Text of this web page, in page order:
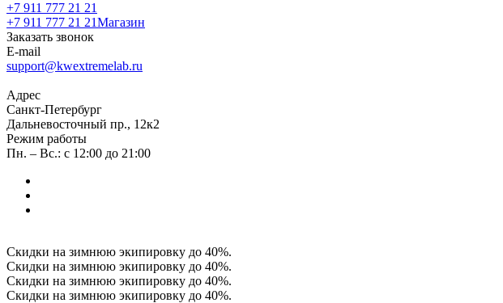
+7 911 777 21 21
+7 911 777 21 21Магазин
Заказать звонок
E-mail
support@kwextremelab.ru
Адрес
Санкт-Петербург
Дальневосточный пр., 12к2
Режим работы
Пн. – Вс.: с 12:00 до 21:00
Скидки на зимнюю экипировку до 40%.
Скидки на зимнюю экипировку до 40%.
Скидки на зимнюю экипировку до 40%.
Скидки на зимнюю экипировку до 40%.